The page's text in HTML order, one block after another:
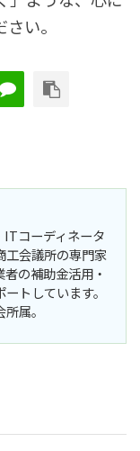
い。
コーディネータ
工会議所の専門家
の補助金活用・
トしています。
属。